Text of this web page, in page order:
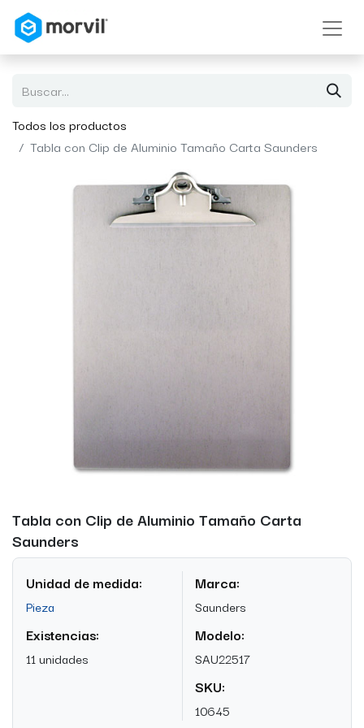
Todos los productos
Tabla con Clip de Aluminio Tamaño Carta Saunders
Tabla con Clip de Aluminio Tamaño Carta
Saunders
Unidad de medida:
Pieza
Existencias:
11 unidades
Marca:
Saunders
Modelo:
SAU22517
SKU:
10645